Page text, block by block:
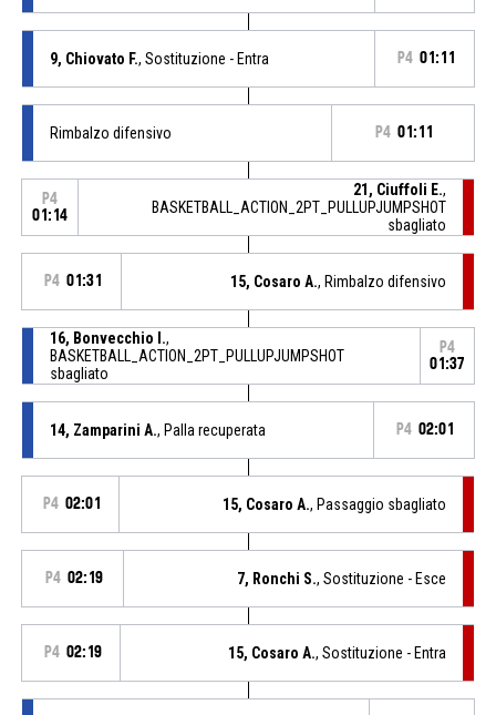
9, Chiovato F., Sostituzione - Entra P4 01:11
Rimbalzo difensivo P4 01:11
P4
01:14
21, Ciuffoli E.,
BASKETBALL_ACTION_2PT_PULLUPJUMPSHOT
sbagliato
P4 01:31 15, Cosaro A., Rimbalzo difensivo
16, Bonvecchio I.,
BASKETBALL_ACTION_2PT_PULLUPJUMPSHOT
sbagliato
P4
01:37
14, Zamparini A., Palla recuperata P4 02:01
P4 02:01 15, Cosaro A., Passaggio sbagliato
P4 02:19 7, Ronchi S., Sostituzione - Esce
P4 02:19 15, Cosaro A., Sostituzione - Entra